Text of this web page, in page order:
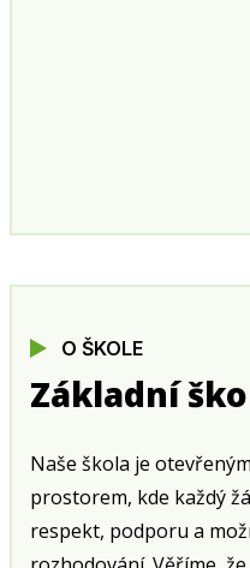
O ŠKOLE
Základní
Naše škola je
prostorem, kde každý
respekt, podporu a